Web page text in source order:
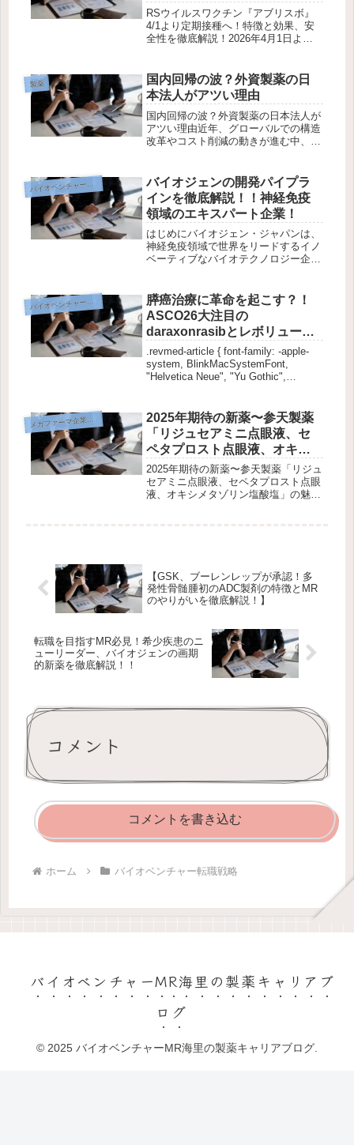
説！
RSウイルスワクチン『アブリスボ』
4/1より定期接種へ！特徴と効果、安
全性を徹底解説！2026年4月1日よ
（ABRYSVO）』が、予防接種法に基
づく『定期接種』となりました...
製薬
国内回帰の波？外資製薬の日
本法人がアツい理由
国内回帰の波？外資製薬の日本法人が
アツい理由近年、グローバルでの構造
改革やコスト削減の動きが進む中、外
ては「本社主導で動きにくい」「突然
のリストラリスクが高い」といったイ
メ...
バイオベンチャー企業研究
バイオジェンの開発パイプラ
インを徹底解説！！神経免疫
領域のエキスパート企業！
はじめにバイオジェン・ジャパンは、
神経免疫領域で世界をリードするイノ
ベーティブなバイオテクノロジー企業
進行中のパイプライン品目をそれぞれ
詳細に分析し、有効性・画期...
バイオベンチャー企業研究
膵癌治療に革命を起こす？！
ASCO26大注目の
daraxonrasibとレボリューシ
ョンメディシンズの現在と未
来を徹底解説
.revmed-article { font-family: -apple-
system, BlinkMacSystemFont,
"Helvetica Neue", "Yu Gothic",
メ
ガファーマ企業研究
2025年期待の新薬〜参天製薬
「リジュセアミニ点眼液、セ
ペタプロスト点眼液、オキシ
メタゾリン塩酸塩」の魅力と
MRのやりがい〜
2025年期待の新薬〜参天製薬「リジュ
セアミニ点眼液、セペタプロスト点眼
液、オキシメタゾリン塩酸塩」の魅力
【GSK、ブーレンレップが承認！多
発性骨髄腫初のADC製剤の特徴とMR
のやりがいを徹底解説！】
転職を目指すMR必見！希少疾患のニ
ューリーダー、バイオジェンの画期
的新薬を徹底解説！！
コメント
コメントを書き込む
ホーム バイオベンチャー転職戦略
バイオベンチャーMR海里の製薬キャリアブ
ログ
© 2025 バイオベンチャーMR海里の製薬キャリアブログ.